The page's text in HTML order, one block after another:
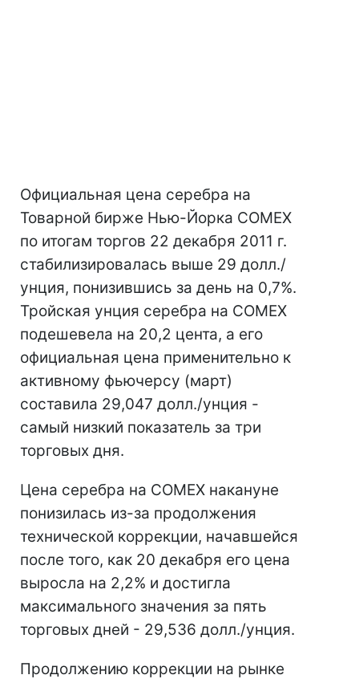
Официальная цена серебра на
Товарной бирже Нью-Йорка COMEX
по итогам торгов 22 декабря 2011 г.
стабилизировалась выше 29 долл./
унция, понизившись за день на 0,7%.
Тройская унция серебра на COMEX
подешевела на 20,2 цента, а его
официальная цена применительно к
активному фьючерсу (март)
составила 29,047 долл./унция -
самый низкий показатель за три
торговых дня.
Цена серебра на COMEX накануне
понизилась из-за продолжения
технической коррекции, начавшейся
после того, как 20 декабря его цена
выросла на 2,2% и достигла
максимального значения за пять
торговых дней - 29,536 долл./унция.
Продолжению коррекции на рынке